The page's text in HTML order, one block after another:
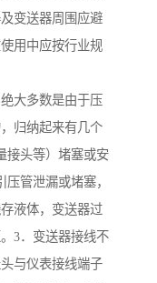
变送器周围应避
用中应按行业规
大多数是由于压
归纳起来有几个
接头等）堵塞或安
管泄漏或堵塞，
液体，变送器过
3．变送器接线不
与仪表接线端子